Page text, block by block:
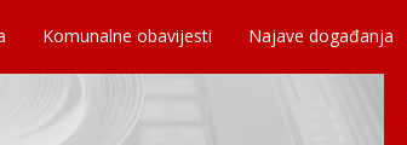
Komunalne obavijesti Najave događanja